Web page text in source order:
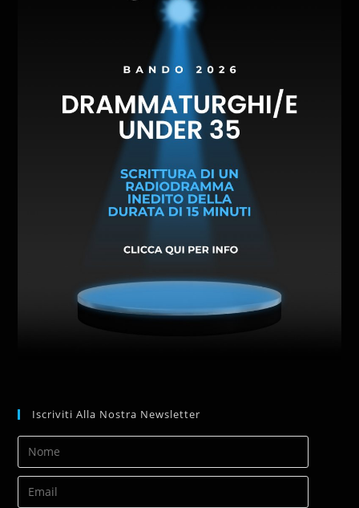
Iscriviti Alla Nostra Newsletter